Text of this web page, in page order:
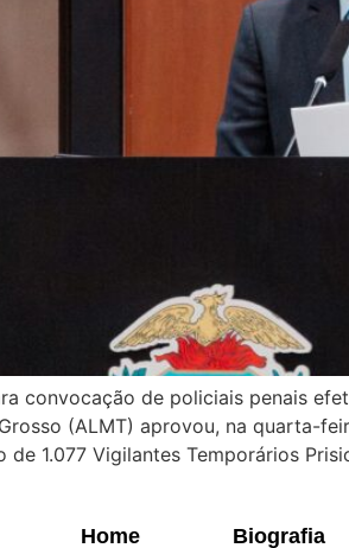
convocação de policiais penais
(ALMT) aprovou, na quarta-
1.077 Vigilantes Temporários
Home Biografia